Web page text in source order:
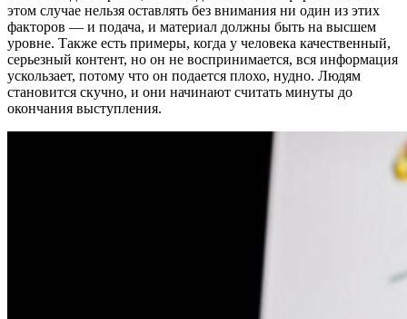
этом случае нельзя оставлять без внимания ни один из этих
факторов — и подача, и материал должны быть на высшем
уровне. Также есть примеры, когда у человека качественный,
серьезный контент, но он не воспринимается, вся информация
ускользает, потому что он подается плохо, нудно. Людям
становится скучно, и они начинают считать минуты до
окончания выступления.